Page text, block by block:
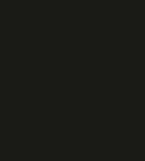
cotados para
duas apostas
teve boas
ainda não estreou
de improvisar,